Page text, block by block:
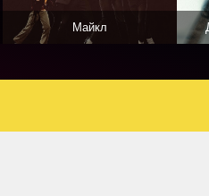
Майкл